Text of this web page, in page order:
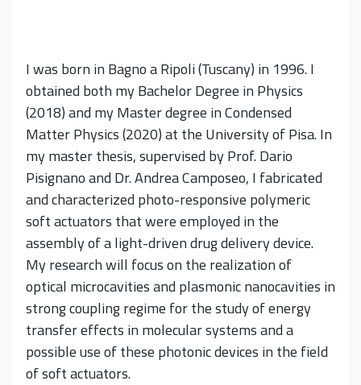
I was born in Bagno a Ripoli (Tuscany) in 1996. I
obtained both my Bachelor Degree in Physics
(2018) and my Master degree in Condensed
Matter Physics (2020) at the University of Pisa. In
my master thesis, supervised by Prof. Dario
Pisignano and Dr. Andrea Camposeo, I fabricated
and characterized photo-responsive polymeric
soft actuators that were employed in the
assembly of a light-driven drug delivery device.
My research will focus on the realization of
optical microcavities and plasmonic nanocavities in
strong coupling regime for the study of energy
transfer effects in molecular systems and a
possible use of these photonic devices in the field
of soft actuators.